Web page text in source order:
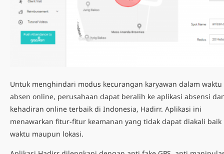
Untuk menghindari modus kecurangan karyawan dalam waktu
absen online, perusahaan dapat beralih ke aplikasi absensi
kehadiran online terbaik di Indonesia, Hadirr. Aplikasi ini
menawarkan fitur-fitur keamanan yang tidak dapat diakali baik
waktu maupun lokasi.